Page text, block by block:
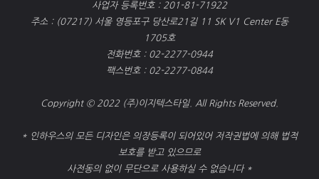
사업자 등록번호 : 201-81-71922
주소 : (07217) 서울 영등포구 당산로21길 11 SK V1 Center E동
1705호
전화번호 : 02-2277-0944
팩스번호 : 02-2277-0844
Copyright © 2022 (주)이지텍스타일. All Rights Reserved.
* 인하우스의 모든 디자인은 의장등록이 되어있어 저작권법에 의해 법적
보호를 받고 있으므로
사전동의 없이 무단으로 사용하실 수 없습니다 *